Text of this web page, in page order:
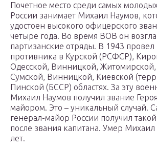
Почетное место среди самых
России занимает Михаил Наумов,
удостоен высокого офицерского
четыре года. Во время ВОВ он
партизанские отряды. В 1943
противника в Курской (РСФСР),
Одесской, Винницкой, Житомирской,
Сумской, Винницкой, Киевской
Пинской (БССР) областях. За эту
Михаил Наумов получил звание
майором. Это – уникальный случай.
генерал-майор России получил
после звания капитана. Умер
лет.